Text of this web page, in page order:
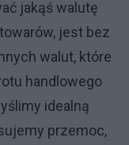
jakąś walutę
jest bez
walut, które
handlowego
idealną
przemoc,